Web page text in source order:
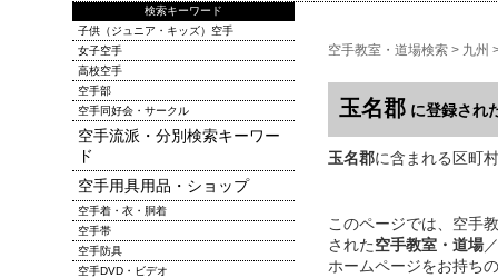
空手教室・道場検索 > 九州
玉名郡 に登録され
玉名郡に含まれる区町
このページでは、空手
された空手教室・道場
ホームページをお持ち
検索キーワード
子供（ジュニア・キッズ）空手
女子空手
高校空手
空手部
空手同好会・サークル
空手流派・分別検索キーワー
ド
空手用具用品・ショップ
空手着・衣・胴着
空手帯
空手防具
空手DVD・ビデオ